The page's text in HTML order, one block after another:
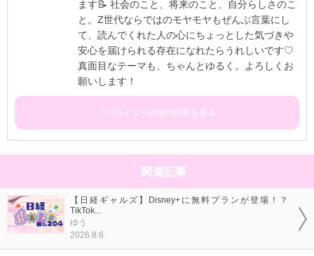
ます📝 社会のこと、将来のこと、自分らしさのこ
と。Z世代ならではのモヤモヤもぜんぶ言葉にし
て、読んでくれた人の心にちょっとした気づきや
安心を届けられる存在になれたらうれしいです♡
真面目なテーマも、ちゃんとゆるく。よろしくお
願いします！
このライターの他の記事を見る
関連記事
【日経ギャルズ】Disney+に無料プランが登場！？
TikTok...
ゆう
2026.8.6